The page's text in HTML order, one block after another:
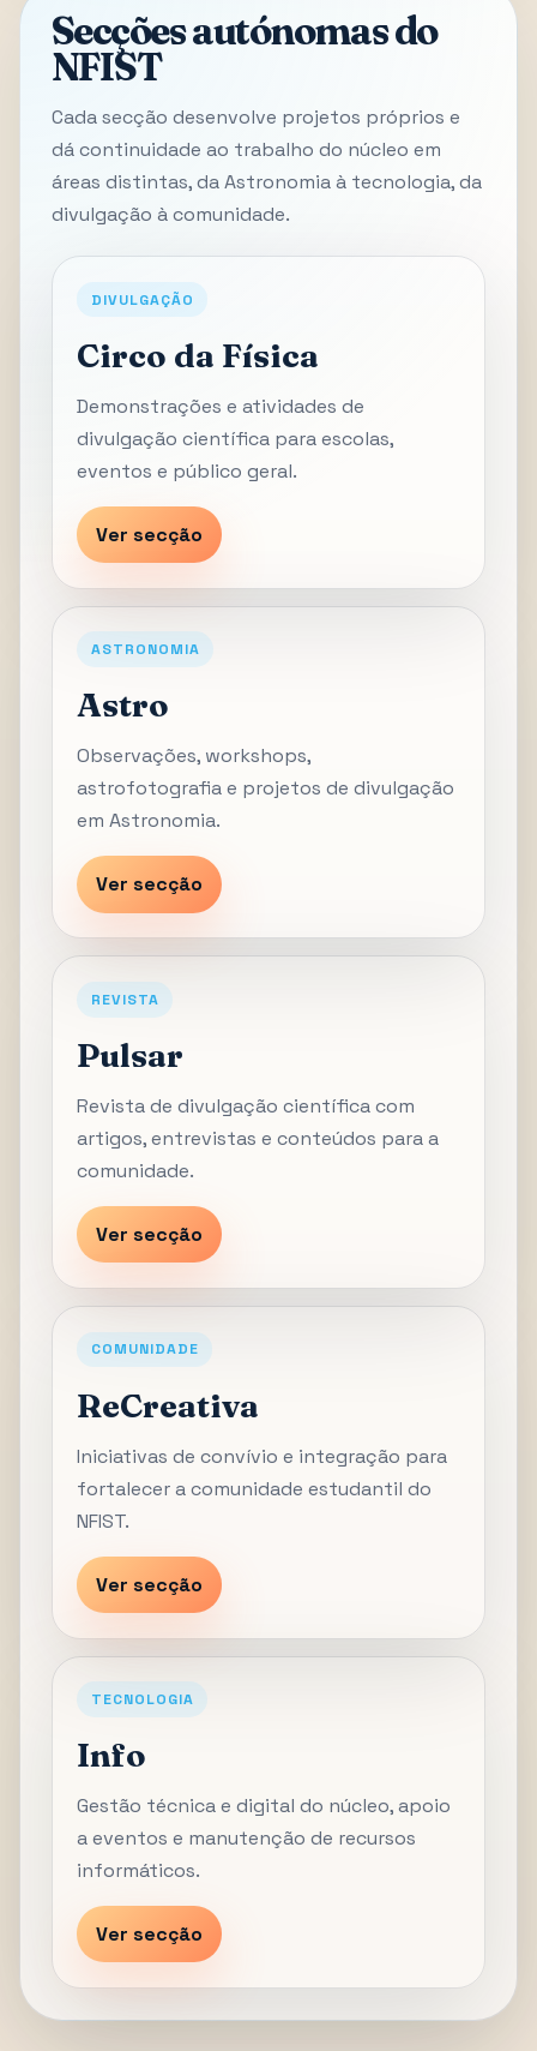
Secções autónomas do
NFIST
Cada secção desenvolve projetos próprios e
dá continuidade ao trabalho do núcleo em
áreas distintas, da Astronomia à tecnologia, da
divulgação à comunidade.
DIVULGAÇÃO
Circo da Física
Demonstrações e atividades de
divulgação científica para escolas,
eventos e público geral.
Ver secção
ASTRONOMIA
Astro
Observações, workshops,
astrofotografia e projetos de divulgação
em Astronomia.
Ver secção
REVISTA
Pulsar
Revista de divulgação científica com
artigos, entrevistas e conteúdos para a
comunidade.
Ver secção
COMUNIDADE
ReCreativa
Iniciativas de convívio e integração para
fortalecer a comunidade estudantil do
NFIST.
Ver secção
TECNOLOGIA
Info
Gestão técnica e digital do núcleo, apoio
a eventos e manutenção de recursos
informáticos.
Ver secção